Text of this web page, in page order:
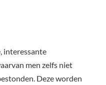
interessante
men zelfs niet
Deze worden